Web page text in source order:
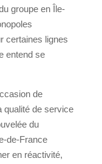
groupe en Île-
certaines lignes
entend se
de
qualité de service
du
de-France
en réactivité,